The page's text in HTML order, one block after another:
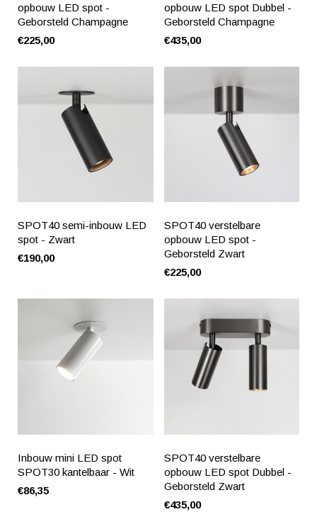
opbouw LED spot -
Geborsteld Champagne
€225,00
opbouw LED spot Dubbel -
Geborsteld Champagne
€435,00
SPOT40 semi-inbouw LED
spot - Zwart
€190,00
SPOT40 verstelbare
opbouw LED spot -
Geborsteld Zwart
€225,00
Inbouw mini LED spot
SPOT30 kantelbaar - Wit
€86,35
SPOT40 verstelbare
opbouw LED spot Dubbel -
Geborsteld Zwart
€435,00